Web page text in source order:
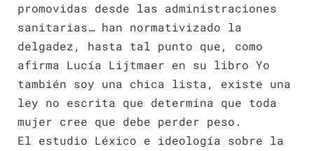
promovidas desde las administraciones
sanitarias… han normativizado la
delgadez, hasta tal punto que, como
afirma Lucía Lijtmaer en su libro Yo
también soy una chica lista, existe una
ley no escrita que determina que toda
mujer cree que debe perder peso.
El estudio Léxico e ideología sobre la